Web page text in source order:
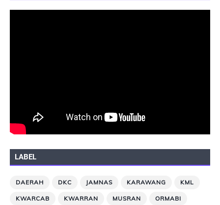
LABEL
DAERAH DKC JAMNAS KARAWANG KML
KWARCAB KWARRAN MUSRAN ORMABI